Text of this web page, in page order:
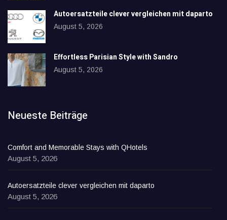
Autoersatzteile clever vergleichen mit daparto
August 5, 2026
Effortless Parisian Style with Sandro
August 5, 2026
Neueste Beiträge
Comfort and Memorable Stays with QHotels
August 5, 2026
Autoersatzteile clever vergleichen mit daparto
August 5, 2026